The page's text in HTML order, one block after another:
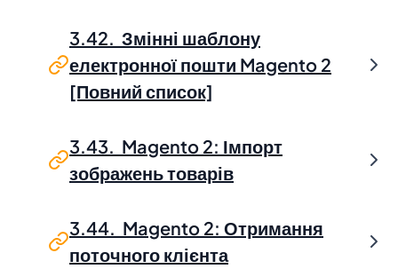
3.42. Змінні шаблону
електронної пошти Magento 2
[Повний список]
3.43. Magento 2: Імпорт
зображень товарів
3.44. Magento 2: Отримання
поточного клієнта